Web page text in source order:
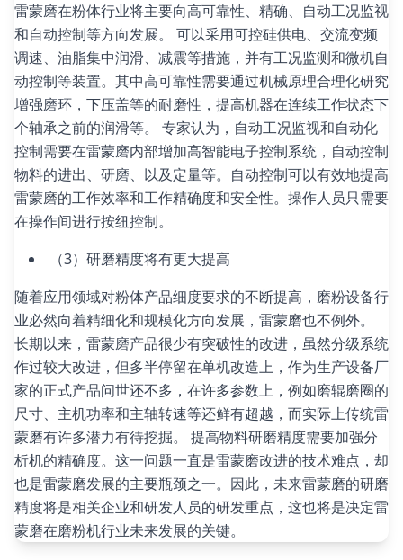
雷蒙磨在粉体行业将主要向高可靠性、精确、自动工况监视
和自动控制等方向发展。 可以采用可控硅供电、交流变频
调速、油脂集中润滑、减震等措施，并有工况监测和微机自
动控制等装置。其中高可靠性需要通过机械原理合理化研究
增强磨环，下压盖等的耐磨性，提高机器在连续工作状态下
个轴承之前的润滑等。 专家认为，自动工况监视和自动化
控制需要在雷蒙磨内部增加高智能电子控制系统，自动控制
物料的进出、研磨、以及定量等。自动控制可以有效地提高
雷蒙磨的工作效率和工作精确度和安全性。操作人员只需要
在操作间进行按纽控制。
（3）研磨精度将有更大提高
随着应用领域对粉体产品细度要求的不断提高，磨粉设备行
业必然向着精细化和规模化方向发展，雷蒙磨也不例外。
长期以来，雷蒙磨产品很少有突破性的改进，虽然分级系统
作过较大改进，但多半停留在单机改造上，作为生产设备厂
家的正式产品问世还不多，在许多参数上，例如磨辊磨圈的
尺寸、主机功率和主轴转速等还鲜有超越，而实际上传统雷
蒙磨有许多潜力有待挖掘。 提高物料研磨精度需要加强分
析机的精确度。这一问题一直是雷蒙磨改进的技术难点，却
也是雷蒙磨发展的主要瓶颈之一。因此，未来雷蒙磨的研磨
精度将是相关企业和研发人员的研发重点，这也将是决定雷
蒙磨在磨粉机行业未来发展的关键。